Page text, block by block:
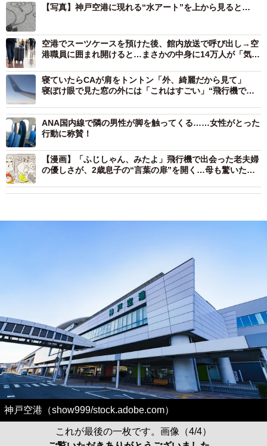
【写真】神戸空港に現れる“水アート”を上から見ると…
空港でスーツケースを預けた後、館内放送で呼び出し→空
港職員に囲まれ開けると…まさかの中身に14万人が「気持
寝ていたらCAが肩をトントン「外、綺麗だから見て」
寝ぼけ眼で見た窓の外には「これはすごい」“飛行機で見
ANA国内線で隣の男性が脚を触ってくる……女性がとった
行動に称賛！
【漫画】「ふじしゃん、みたよ」飛行機で出会った老夫婦
の優しさが、2歳息子の“言葉の扉”を開く…母も驚いた成
神戸空港（show999/stock.adobe.com）
これが最後の一枚です。画像（4/4）